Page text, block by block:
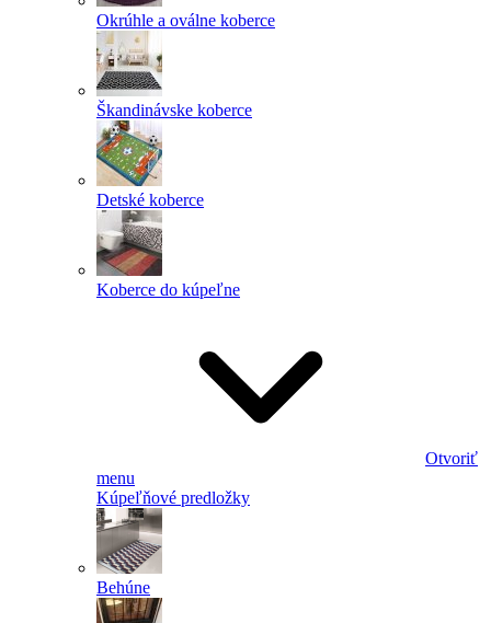
Okrúhle a oválne koberce
Škandinávske koberce
Detské koberce
Koberce do kúpeľne
Otvoriť
menu
Kúpeľňové predložky
Behúne